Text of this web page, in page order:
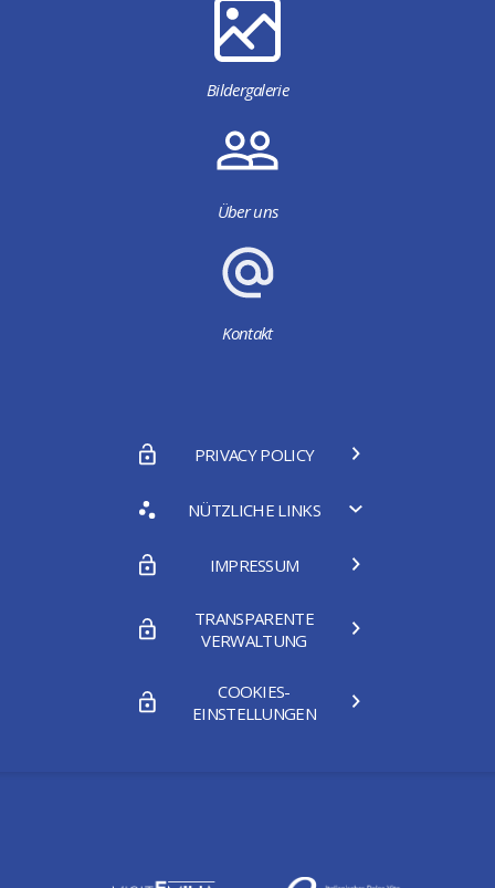
Bildergalerie
Über uns
Kontakt
PRIVACY POLICY
NÜTZLICHE LINKS
IMPRESSUM
TRANSPARENTE
VERWALTUNG
COOKIES-
EINSTELLUNGEN